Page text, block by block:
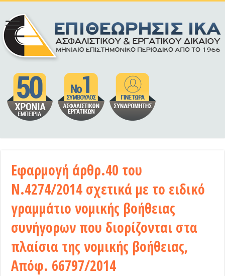
Εφαρμογή άρθρ.40 του
Ν.4274/2014 σχετικά με το ειδικό
γραμμάτιο νομικής βοήθειας
συνήγορων που διορίζονται στα
πλαίσια της νομικής βοήθειας,
Απόφ. 66797/2014